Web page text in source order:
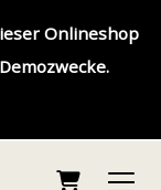
Onlineshop